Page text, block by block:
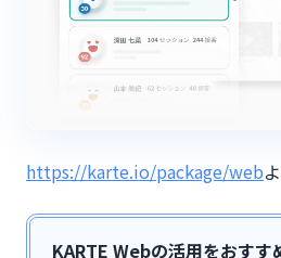
https://karte.io/package/web
KARTE Webの活用をおすす